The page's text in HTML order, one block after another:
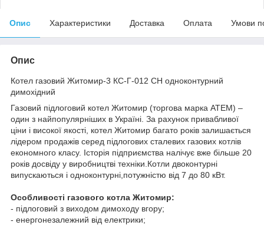
Опис Характеристики Доставка Оплата Умови
Опис
Котел газовий Житомир-3 КС-Г-012 СН одноконтурний
димохідний
Газовий підлоговий котел Житомир (торгова марка АТЕМ) –
один з найпопулярніших в Україні. За рахунок привабливої
ціни і високої якості, котел Житомир багато років залишається
лідером продажів серед підлогових сталевих газових котлів
економного класу. Історія підприємства налічує вже більше 20
років досвіду у виробництві техніки.Котли двоконтурні
випускаються і одноконтурні,потужністю від 7 до 80 кВт.
Особливості газового котла Житомир:
- підлоговий з виходом димоходу вгору;
- енергонезалежний від електрики;